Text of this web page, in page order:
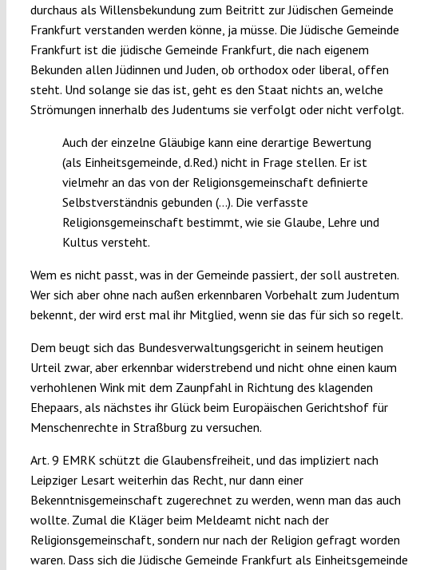
durchaus als Willensbekundung zum Beitritt zur Jüdischen Gemeinde
Frankfurt verstanden werden könne, ja müsse. Die Jüdische Gemeinde
Frankfurt ist die jüdische Gemeinde Frankfurt, die nach eigenem
Bekunden allen Jüdinnen und Juden, ob orthodox oder liberal, offen
steht. Und solange sie das ist, geht es den Staat nichts an, welche
Strömungen innerhalb des Judentums sie verfolgt oder nicht verfolgt.
Auch der einzelne Gläubige kann eine derartige Bewertung
(als Einheitsgemeinde, d.Red.) nicht in Frage stellen. Er ist
vielmehr an das von der Religionsgemeinschaft definierte
Selbstverständnis gebunden (…). Die verfasste
Religionsgemeinschaft bestimmt, wie sie Glaube, Lehre und
Kultus versteht.
Wem es nicht passt, was in der Gemeinde passiert, der soll austreten.
Wer sich aber ohne nach außen erkennbaren Vorbehalt zum Judentum
bekennt, der wird erst mal ihr Mitglied, wenn sie das für sich so regelt.
Dem beugt sich das Bundesverwaltungsgericht in seinem heutigen
Urteil zwar, aber erkennbar widerstrebend und nicht ohne einen kaum
verhohlenen Wink mit dem Zaunpfahl in Richtung des klagenden
Ehepaars, als nächstes ihr Glück beim Europäischen Gerichtshof für
Menschenrechte in Straßburg zu versuchen.
Art. 9 EMRK schützt die Glaubensfreiheit, und das impliziert nach
Leipziger Lesart weiterhin das Recht, nur dann einer
Bekenntnisgemeinschaft zugerechnet zu werden, wenn man das auch
wollte. Zumal die Kläger beim Meldeamt nicht nach der
Religionsgemeinschaft, sondern nur nach der Religion gefragt worden
waren. Dass sich die Jüdische Gemeinde Frankfurt als Einheitsgemeinde